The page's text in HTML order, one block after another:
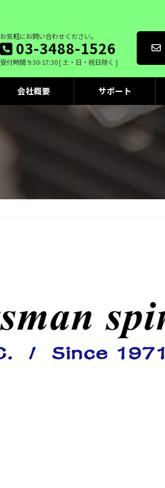
お気軽にお問い合わせください。
03-3488-1526
受付時間 9:30-17:30 [ 土・日・祝日除く ]
会社概要 サポート